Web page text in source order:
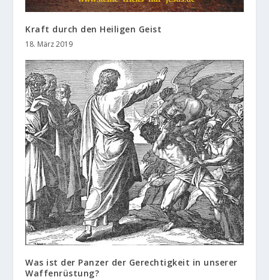
Kraft durch den Heiligen Geist
18. März 2019
Was ist der Panzer der Gerechtigkeit in unserer
Waffenrüstung?